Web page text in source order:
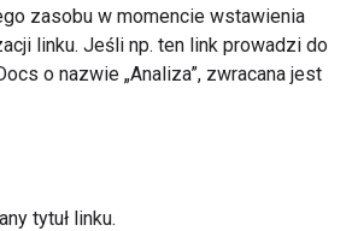
zasobu w momencie wstawienia
linku. Jeśli np. ten link prowadzi do
o nazwie „Analiza”, zwracana jest
tytuł linku.